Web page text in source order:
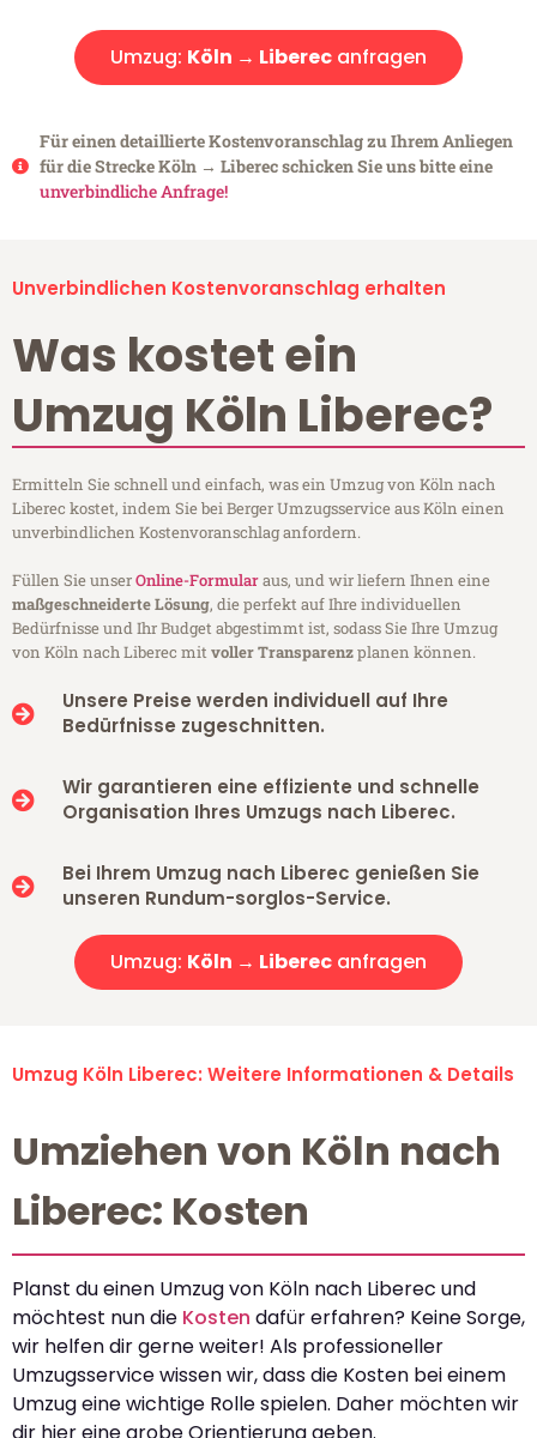
Umzug: Köln → Liberec anfragen
Für einen detaillierte Kostenvoranschlag zu Ihrem Anliegen
für die Strecke Köln → Liberec schicken Sie uns bitte eine
unverbindliche Anfrage!
Unverbindlichen Kostenvoranschlag erhalten
Was kostet ein
Umzug Köln Liberec?
Ermitteln Sie schnell und einfach, was ein Umzug von Köln nach
Liberec kostet, indem Sie bei Berger Umzugsservice aus Köln einen
unverbindlichen Kostenvoranschlag anfordern.
Füllen Sie unserOnline-Formularaus, und wir liefern Ihnen eine
maßgeschneiderte Lösung, die perfekt auf Ihre individuellen
Bedürfnisse und Ihr Budget abgestimmt ist, sodass Sie Ihre Umzug
von Köln nach Liberec mitvoller Transparenzplanen können.
Unsere Preise werden individuell auf Ihre
Bedürfnisse zugeschnitten.
Wir garantieren eine effiziente und schnelle
Organisation Ihres Umzugs nach Liberec.
Bei Ihrem Umzug nach Liberec genießen Sie
unseren Rundum-sorglos-Service.
Umzug: Köln → Liberec anfragen
Umzug Köln Liberec: Weitere Informationen & Details
Umziehen von Köln nach
Liberec: Kosten
Planst du einen Umzug von Köln nach Liberec und
möchtest nun die Kosten dafür erfahren? Keine Sorge,
wir helfen dir gerne weiter! Als professioneller
Umzugsservice wissen wir, dass die Kosten bei einem
Umzug eine wichtige Rolle spielen. Daher möchten wir